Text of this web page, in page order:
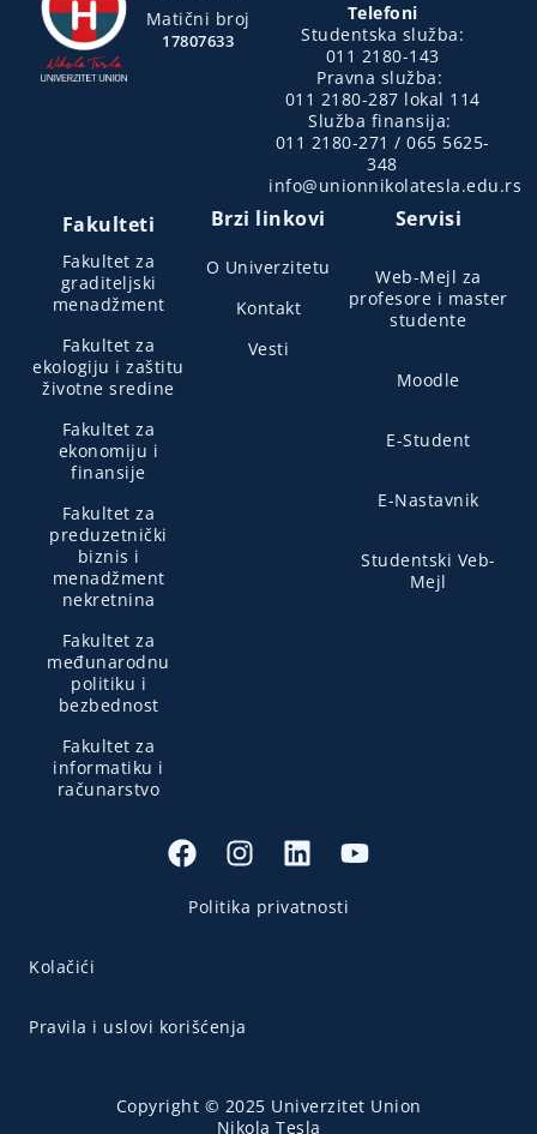
Matični broj
17807633
Telefoni
Studentska služba:
011 2180-143
Pravna služba:
011 2180-287 lokal 114
Služba finansija:
011 2180-271 / 065 5625-
348
info@unionnikolatesla.edu.rs
Fakulteti
Fakultet za
graditeljski
menadžment
Fakultet za
ekologiju i zaštitu
životne sredine
Fakultet za
ekonomiju i
finansije
Fakultet za
preduzetnički
biznis i
menadžment
nekretnina
Fakultet za
međunarodnu
politiku i
bezbednost
Fakultet za
informatiku i
računarstvo
Brzi linkovi
O Univerzitetu
Kontakt
Vesti
Servisi
Web-Mejl za
profesore i master
studente
Moodle
E-Student
E-Nastavnik
Studentski Veb-
Mejl
Politika privatnosti
Kolačići
Pravila i uslovi korišćenja
Copyright © 2025 Univerzitet Union
Nikola Tesla